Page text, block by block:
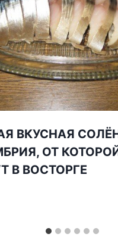
ВКУСНАЯ
ОТ
В ВОСТОРГЕ